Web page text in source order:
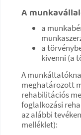
A
a
a
kivenni (a
A
meghatározott
rehabilitációs
foglalkozási
az alábbi
melléklet):